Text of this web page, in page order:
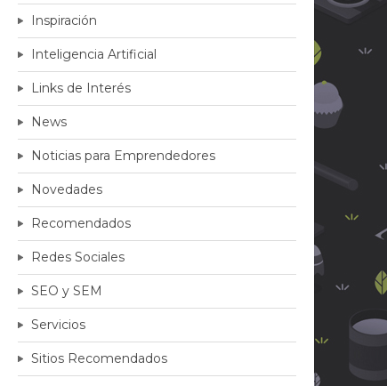
Inspiración
Inteligencia Artificial
Links de Interés
News
Noticias para Emprendedores
Novedades
Recomendados
Redes Sociales
SEO y SEM
Servicios
Sitios Recomendados